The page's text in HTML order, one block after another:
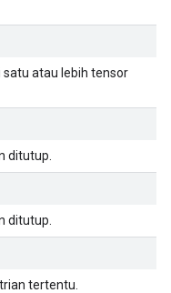
satu atau lebih tensor
ditutup.
ditutup.
tertentu.